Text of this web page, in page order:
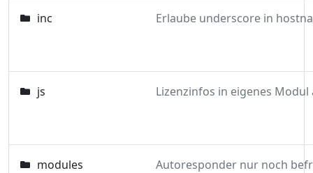
inc Erlaube underscore in
js
modules